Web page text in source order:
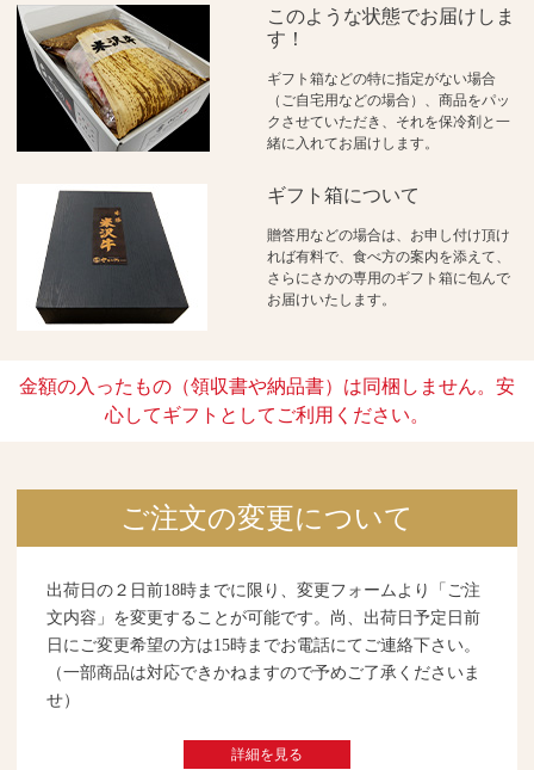
このような状態でお届けしま
す！
ギフト箱などの特に指定がない場合
（ご自宅用などの場合）、商品をパッ
クさせていただき、それを保冷剤と一
緒に入れてお届けします。
ギフト箱について
贈答用などの場合は、お申し付け頂け
れば有料で、食べ方の案内を添えて、
さらにさかの専用のギフト箱に包んで
お届けいたします。
金額の入ったもの（領収書や納品書）は同梱しません。安
心してギフトとしてご利用ください。
ご注文の変更について
出荷日の２日前18時までに限り、変更フォームより「ご注
文内容」を変更することが可能です。尚、出荷日予定日前
日にご変更希望の方は15時までお電話にてご連絡下さい。
（一部商品は対応できかねますので予めご了承くださいま
せ）
詳細を見る